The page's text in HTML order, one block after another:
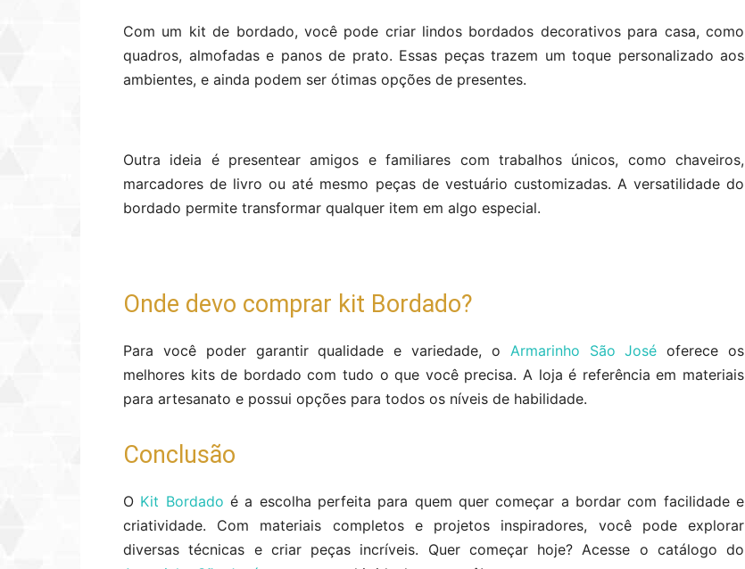
Com um kit de bordado, você pode criar lindos bordados decorativos para casa, como
quadros, almofadas e panos de prato. Essas peças trazem um toque personalizado aos
ambientes, e ainda podem ser ótimas opções de presentes.
Outra ideia é presentear amigos e familiares com trabalhos únicos, como chaveiros,
marcadores de livro ou até mesmo peças de vestuário customizadas. A versatilidade do
bordado permite transformar qualquer item em algo especial.
Onde devo comprar kit Bordado?
Para você poder garantir qualidade e variedade, o Armarinho São José oferece os
melhores kits de bordado com tudo o que você precisa. A loja é referência em materiais
para artesanato e possui opções para todos os níveis de habilidade.
Conclusão
O Kit Bordado é a escolha perfeita para quem quer começar a bordar com facilidade e
criatividade. Com materiais completos e projetos inspiradores, você pode explorar
diversas técnicas e criar peças incríveis. Quer começar hoje? Acesse o catálogo do